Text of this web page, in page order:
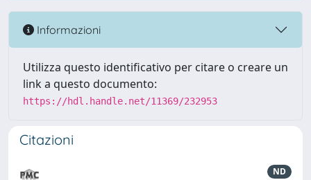
Informazioni
Utilizza questo identificativo per citare o creare un
link a questo documento:
https://hdl.handle.net/11369/232953
Citazioni
ND